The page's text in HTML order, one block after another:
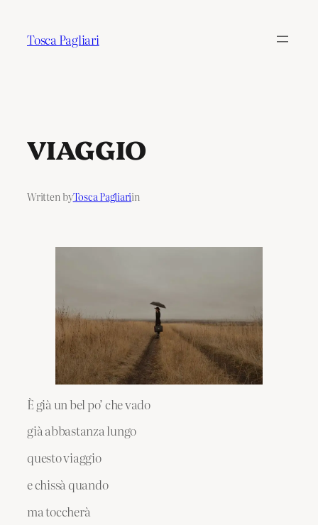
Tosca Pagliari
VIAGGIO
Written byTosca Pagliariin
È già un bel po’ che vado
già abbastanza lungo
questo viaggio
e chissà quando
ma toccherà